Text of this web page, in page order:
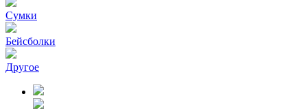
Сумки
Бейсболки
Другое